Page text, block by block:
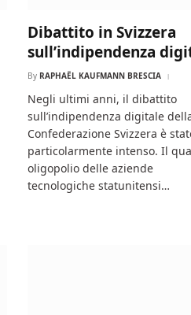
Dibattito in Svizzera
sull’indipendenza
By RAPHAËL KAUFMANN BRESCIA
Negli ultimi anni, il dibattito
sull’indipendenza digitale
Confederazione Svizzera è
particolarmente intenso. Il
oligopolio delle aziende
tecnologiche statunitensi…